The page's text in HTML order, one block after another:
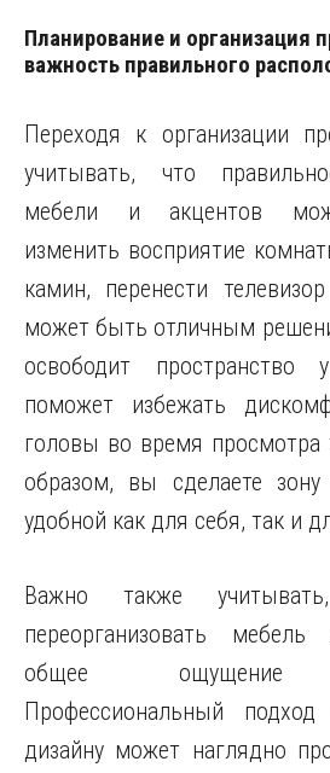
Планирование и организация
важность правильного
Переходя к организации
учитывать, что
мебели и акцентов
изменить восприятие
камин, перенести
может быть отличным
освободит
поможет избежать
головы во время просмотра
образом, вы сделаете
удобной как для себя, так и
Важно также
переорганизовать
общее ощущение
Профессиональный
дизайну может наглядно